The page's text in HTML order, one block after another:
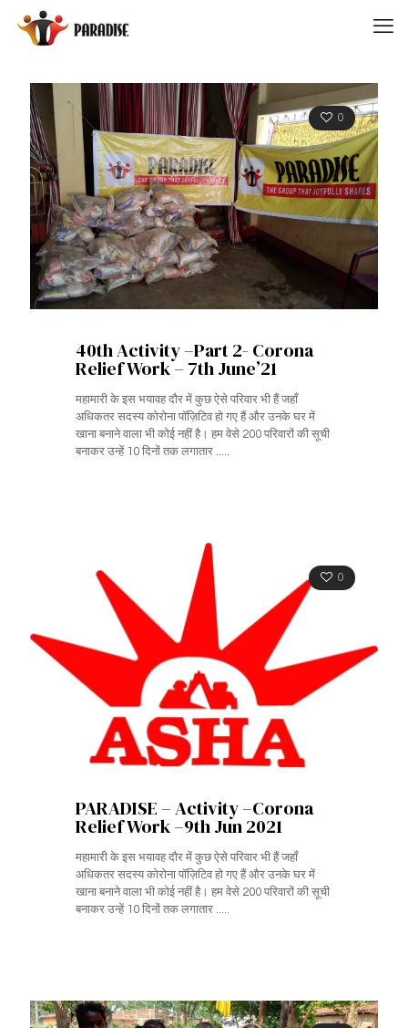
0
40th Activity –Part 2- Corona
Relief Work – 7th June’21
महामारी के इस भयावह दौर में कुछ ऐसे परिवार भी हैं जहाँ
अधिकतर सदस्य कोरोना पॉज़िटिव हो गए हैं और उनके घर में
खाना बनाने वाला भी कोई नहीं है। हम वेसे 200 परिवारों की सूची
बनाकर उन्हें 10 दिनों तक लगातार .....
0
PARADISE – Activity –Corona
Relief Work –9th Jun 2021
महामारी के इस भयावह दौर में कुछ ऐसे परिवार भी हैं जहाँ
अधिकतर सदस्य कोरोना पॉज़िटिव हो गए हैं और उनके घर में
खाना बनाने वाला भी कोई नहीं है। हम वेसे 200 परिवारों की सूची
बनाकर उन्हें 10 दिनों तक लगातार .....